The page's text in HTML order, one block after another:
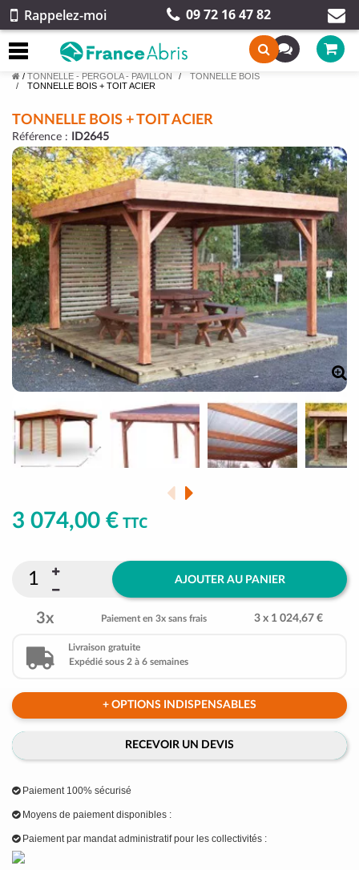
Rappelez-moi 09 72 16 47 82
/ TONNELLE - PERGOLA - PAVILLON
TONNELLE BOIS
TONNELLE BOIS + TOIT ACIER
TONNELLE BOIS + TOIT ACIER
Référence : ID2645
3 074,00 € TTC
AJOUTER AU PANIER
3x Paiement en 3x sans frais 3 x 1 024,67 €
Livraison gratuite
Expédié sous 2 à 6 semaines
+ OPTIONS INDISPENSABLES
RECEVOIR UN DEVIS
Paiement 100% sécurisé
Moyens de paiement disponibles :
Paiement par mandat administratif pour les collectivités :